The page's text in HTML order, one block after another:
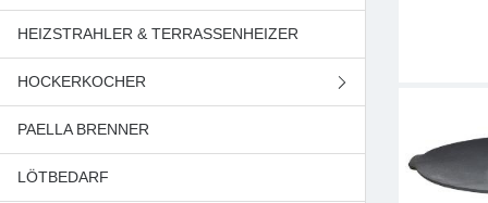
PFANNEN
BRÄTER & TÖPFE
HEIZSTRAHLER & TERRASSENHEIZER
HOCKERKOCHER
3 FUSS HOCKERKOCHER
4 FUSS HOCKERKOCHER
PAELLA BRENNER
LÖTBEDARF